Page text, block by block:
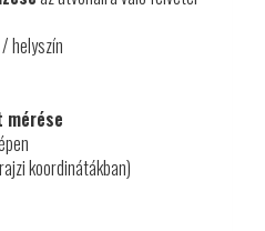
helyszín
koordinátákban)